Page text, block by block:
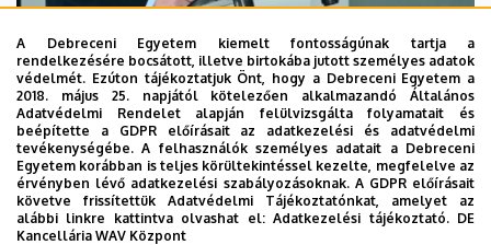
2026. augusztus 7.
Kossa György búcsúzó beszéde
GRÓF TISZA ISTVÁN DEBRECENI EGYETEMÉRT ALAPÍTVÁNY
INTÉZMÉNYI
A Debreceni Egyetem kiemelt fontosságúnak tartja a
rendelkezésére bocsátott, illetve birtokába jutott személyes adatok
védelmét. Ezúton tájékoztatjuk Önt, hogy a Debreceni Egyetem a
2018. május 25. napjától kötelezően alkalmazandó Általános
Adatvédelmi Rendelet alapján felülvizsgálta folyamatait és
beépítette a GDPR előírásait az adatkezelési és adatvédelmi
tevékenységébe. A felhasználók személyes adatait a Debreceni
Egyetem korábban is teljes körültekintéssel kezelte, megfelelve az
érvényben lévő adatkezelési szabályozásoknak. A GDPR előírásait
követve frissítettük Adatvédelmi Tájékoztatónkat, amelyet az
alábbi linkre kattintva olvashat el:Adatkezelési tájékoztató. DE
Kancellária WAV Központ